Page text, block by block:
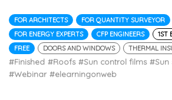
FOR ARCHITECTS
FOR QUANTITY SURVEYOR
FOR ENERGY EXPERTS
CFP ENGINEERS
1ST
FREE
DOORS AND WINDOWS THERMAL
#Finished #Roofs #Sun control films #Sun
#Webinar #elearningonweb